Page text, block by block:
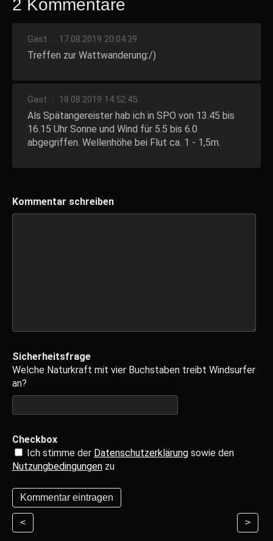
2 Kommentare
Gast 17.08.2019 20:04:39
Treffen zur Wattwanderung:/)
Gast 18.08.2019 14:52:45
Als Spätangereister hab ich in SPO von 13.45 bis
16.15 Uhr Sonne und Wind für 5.5 bis 6.0
abgegriffen. Wellenhöhe bei Flut ca. 1 - 1,5m.
Kommentar schreiben
Sicherheitsfrage
Welche Naturkraft mit vier Buchstaben treibt Windsurfer
an?
Checkbox
Ich stimme der Datenschutzerklärung sowie den
Nutzungbedingungen zu
< >